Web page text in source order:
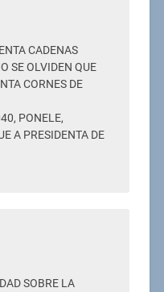
CADENAS
SE OLVIDEN QUE
CORNES DE
PONELE,
A PRESIDENTA DE
SOBRE LA